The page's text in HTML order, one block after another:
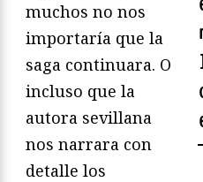
muchos no nos
importaría que la
saga continuara. O
incluso que la
autora sevillana
nos narrara con
detalle los